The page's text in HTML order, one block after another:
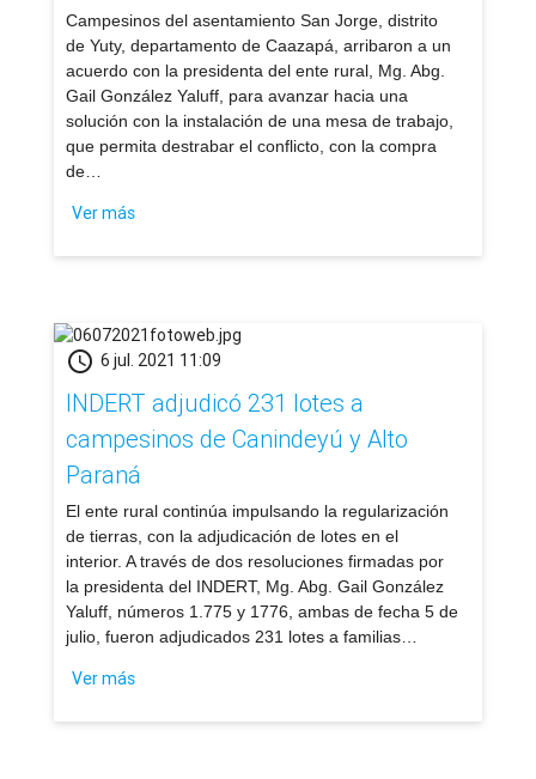
Campesinos del asentamiento San Jorge, distrito
de Yuty, departamento de Caazapá, arribaron a un
acuerdo con la presidenta del ente rural, Mg. Abg.
Gail González Yaluff, para avanzar hacia una
solución con la instalación de una mesa de trabajo,
que permita destrabar el conflicto, con la compra
de…
Ver más
schedule 6 jul. 2021 11:09
INDERT adjudicó 231 lotes a
campesinos de Canindeyú y Alto
Paraná
​El ente rural continúa impulsando la regularización
de tierras, con la adjudicación de lotes en el
interior. A través de dos resoluciones firmadas por
la presidenta del INDERT, Mg. Abg. Gail González
Yaluff, números 1.775 y 1776, ambas de fecha 5 de
julio, fueron adjudicados 231 lotes a familias…
Ver más